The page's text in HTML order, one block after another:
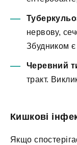
нервову,
Збудником є
Черевний
тракт.
Кишкові
Якщо